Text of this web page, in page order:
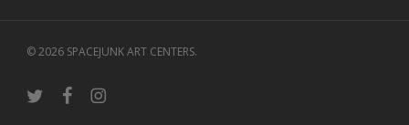
© 2026 SPACEJUNK ART CENTERS.
twitter facebookinstagram